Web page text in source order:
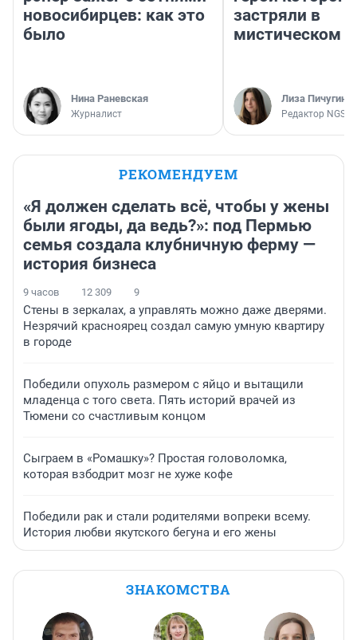
новосибирцев: как это
было
Нина Раневская
Журналист
застряли в
мистическом
Лиза Пичугина
Редактор
РЕКОМЕНДУЕМ
«Я должен сделать всё, чтобы у жены
были ягоды, да ведь?»: под Пермью
семья создала клубничную ферму —
история бизнеса
9 часов 12 309 9
Стены в зеркалах, а управлять можно даже дверями.
Незрячий красноярец создал самую умную квартиру
в городе
Победили опухоль размером с яйцо и вытащили
младенца с того света. Пять историй врачей из
Тюмени со счастливым концом
Сыграем в «Ромашку»? Простая головоломка,
которая взбодрит мозг не хуже кофе
Победили рак и стали родителями вопреки всему.
История любви якутского бегуна и его жены
ЗНАКОМСТВА